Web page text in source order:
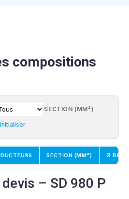
compositions
SECTION (MM²)
SECTION (MM²) Ø
– SD 980 P